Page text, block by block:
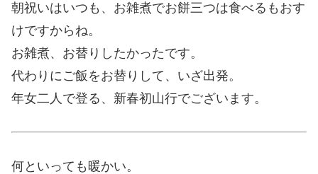
朝祝いはいつも、お雑煮でお餅三つは食べるもおす
けですからね。
お雑煮、お替りしたかったです。
代わりにご飯をお替りして、いざ出発。
年女二人で登る、新春初山行でございます。
何といっても暖かい。